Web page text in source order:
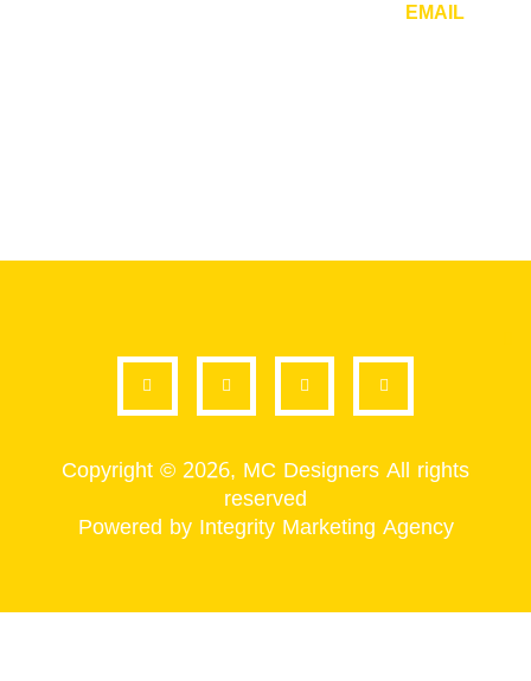
EMAIL
Copyright © 2026, MC Designers All rights
reserved
Powered by Integrity Marketing Agency